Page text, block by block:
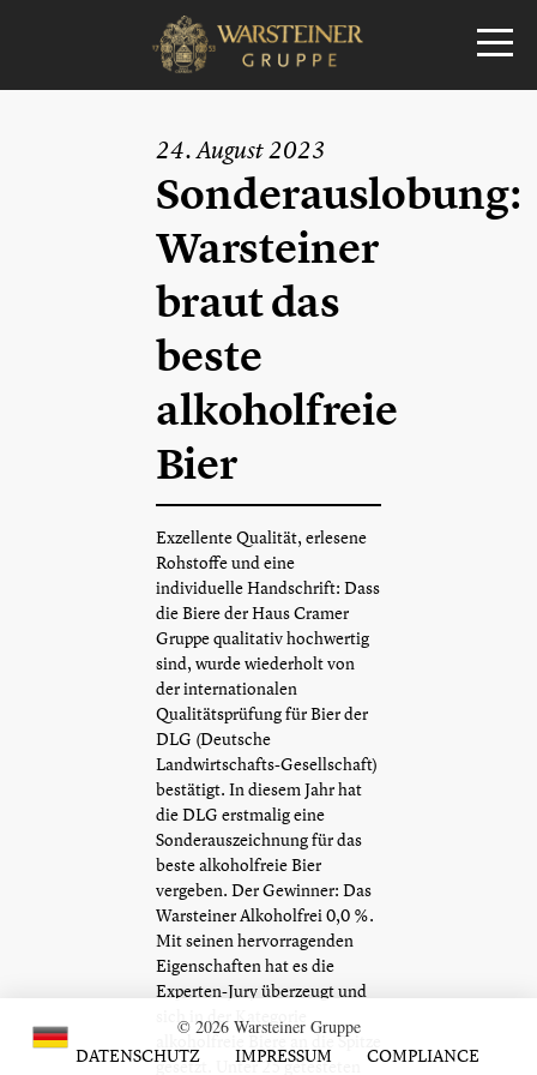
24. August 2023
Sonderauslobung:
Warsteiner
braut das
beste
alkoholfreie
Bier
Exzellente Qualität, erlesene
Rohstoffe und eine
individuelle Handschrift: Dass
die Biere der Haus Cramer
Gruppe qualitativ hochwertig
sind, wurde wiederholt von
der internationalen
Qualitätsprüfung für Bier der
DLG (Deutsche
Landwirtschafts-Gesellschaft)
bestätigt. In diesem Jahr hat
die DLG erstmalig eine
Sonderauszeichnung für das
beste alkoholfreie Bier
vergeben. Der Gewinner: Das
Warsteiner Alkoholfrei 0,0 %.
Mit seinen hervorragenden
Eigenschaften hat es die
Experten-Jury überzeugt und
sich in der Kategorie
alkoholfreie Biere an die Spitze
gesetzt. Unter 25 getesteten
© 2026 Warsteiner Gruppe
DATENSCHUTZ
IMPRESSUM COMPLIANCE